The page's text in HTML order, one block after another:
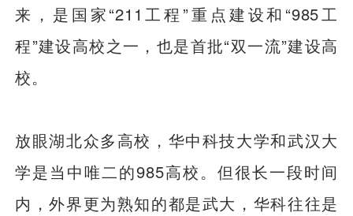
来，是国家“211工程”重点建设和“985工
程”建设高校之一，也是首批“双一流”建设高
校。
放眼湖北众多高校，华中科技大学和武汉大
学是当中唯二的985高校。但很长一段时间
内，外界更为熟知的都是武大，华科往往是